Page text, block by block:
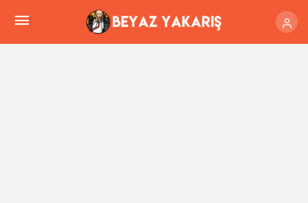
Özbekistan Taşkent’teki Charvak’taki dev